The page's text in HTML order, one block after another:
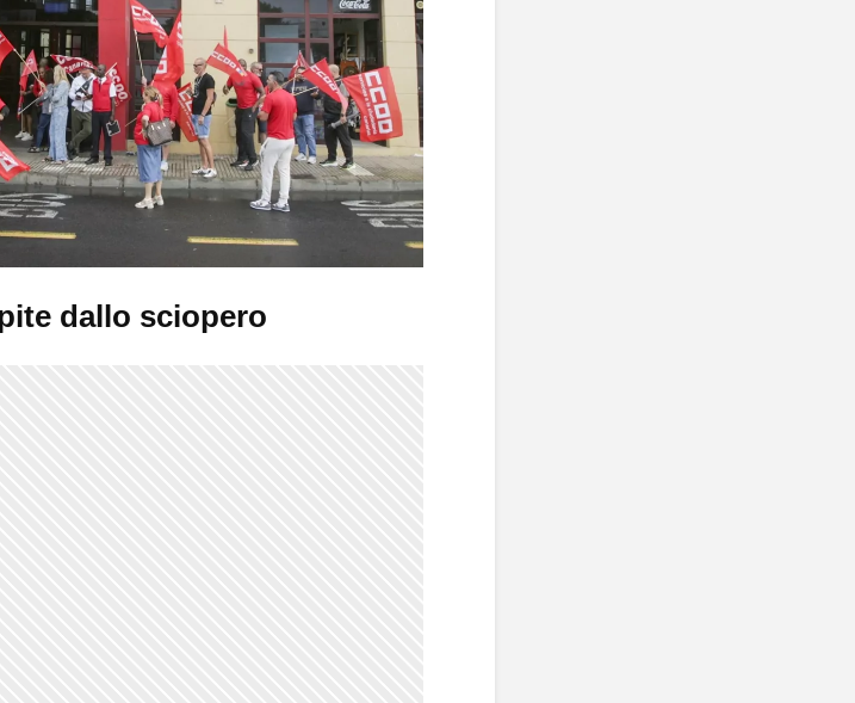
dallo sciopero